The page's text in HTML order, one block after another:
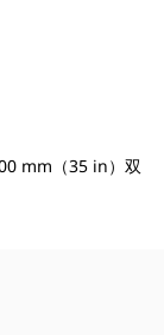
mm（35 in）双